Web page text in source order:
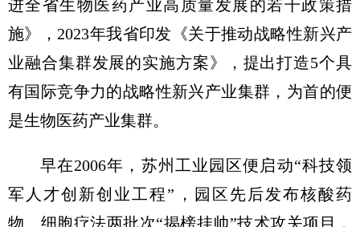
进全省生物医药产业高质量发展的若干政策措
施》，2023年我省印发《关于推动战略性新兴产
业融合集群发展的实施方案》，提出打造5个具
有国际竞争力的战略性新兴产业集群，为首的便
是生物医药产业集群。
早在2006年，苏州工业园区便启动“科技领
军人才创新创业工程”，园区先后发布核酸药
物、细胞疗法两批次“揭榜挂帅”技术攻关项目，